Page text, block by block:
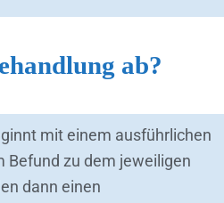
ab?
mit einem ausführlichen
Befund zu dem jeweiligen
dann einen